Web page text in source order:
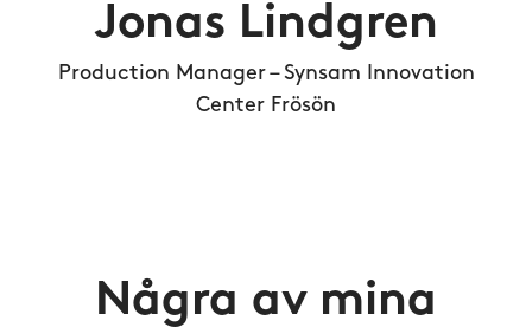
Jonas Lindgren
Production Manager – Synsam Innovation
Center Frösön
Några av mina